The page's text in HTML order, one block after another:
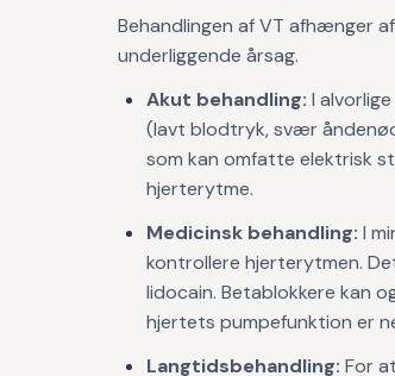
Behandlingen af VT afhænger
underliggende årsag.
Akut behandling: I
(lavt blodtryk, svær
som kan omfatte elektrisk
hjerterytme.
Medicinsk behandling: I
kontrollere hjerterytmen.
lidocain. Betablokkere kan
hjertets pumpefunktion er
Langtidsbehandling: For